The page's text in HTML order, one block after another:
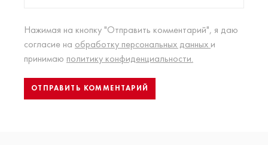
Нажимая на кнопку "Отправить комментарий", я даю
согласие на обработку персональных данных и
принимаю политику конфиденциальности.